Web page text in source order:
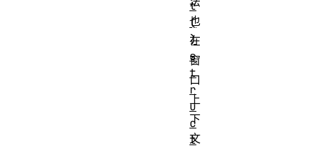
也
在
窗
口
上
下
文
t
(
)
s
t
r
u
c
t